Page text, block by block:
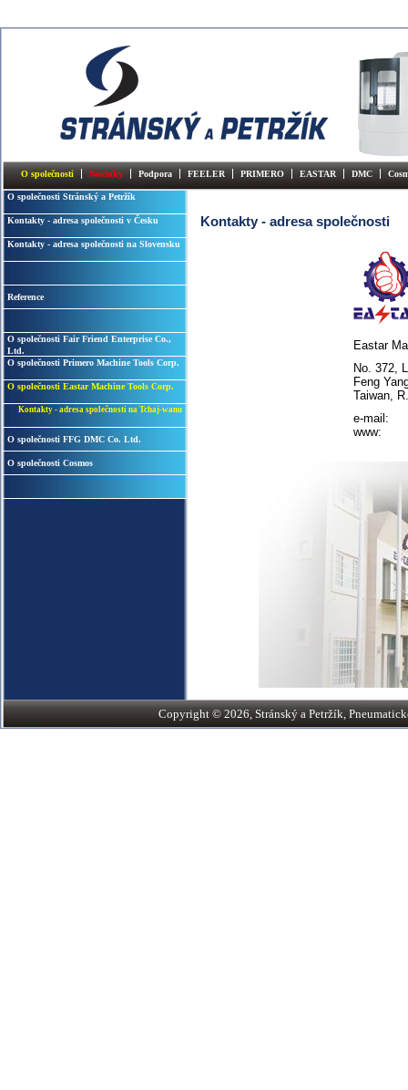
O společnosti Novinky Podpora FEELER PRIMERO EASTAR DMC
O společnosti Stránský a Petržík
Kontakty - adresa společnosti v Česku
Kontakty - adresa společnosti na Slovensku
Reference
O společnosti Fair Friend Enterprise Co.,
Ltd.
O společnosti Primero Machine Tools Corp.
O společnosti Eastar Machine Tools Corp.
Kontakty - adresa společnosti na Tchaj-wanu
O společnosti FFG DMC Co. Ltd.
O společnosti Cosmos
Kontakty - adresa společnosti
Eastar
No. 372,
Feng
Taiwan,
e-mail:
www:
Copyright © 2026, Stránský a Petržík,